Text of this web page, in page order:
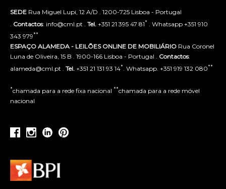
SEDE Rua Miguel Lupi, 12 A/D . 1200-725 Lisboa - Portugal
Contactos: info@cml.pt . Tel. +351 21 395 47 81* . Whatsapp +351 910
343 979**
ESPAÇO ALAMEDA - LEILÕES ONLINE DE MOBILIÁRIO Rua Coronel
Luna de Oliveira, 15 B . 1900-166 Lisboa - Portugal . Contactos:
alameda@cml.pt . Tel. +351 21 131 93 14* . Whatsapp. +351 919 132 080**
*chamada para a rede fixa nacional **chamada para a rede móvel
nacional